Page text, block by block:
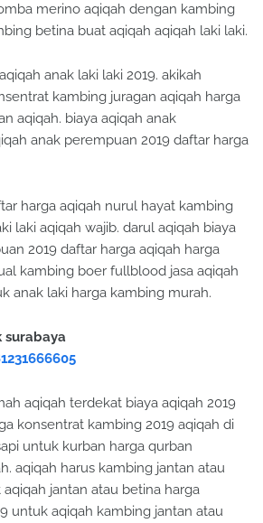
merino aqiqah dengan kambing
betina buat aqiqah aqiqah laki laki.
anak laki laki 2019. akikah
kambing juragan aqiqah harga
aqiqah. biaya aqiqah anak
anak perempuan 2019 daftar harga
harga aqiqah nurul hayat kambing
laki aqiqah wajib. darul aqiqah biaya
2019 daftar harga aqiqah harga
kambing boer fullblood jasa aqiqah
anak laki harga kambing murah.
surabaya
aqiqah terdekat biaya aqiqah 2019
konsentrat kambing 2019 aqiqah di
untuk kurban harga qurban
aqiqah harus kambing jantan atau
jantan atau betina harga
untuk aqiqah kambing jantan atau